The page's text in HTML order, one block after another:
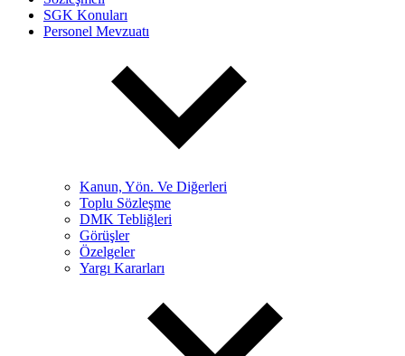
SGK Konuları
Personel Mevzuatı
Kanun, Yön. Ve Diğerleri
Toplu Sözleşme
DMK Tebliğleri
Görüşler
Özelgeler
Yargı Kararları